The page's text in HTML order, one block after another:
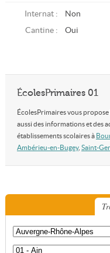
Internat :
Non
Cantine :
Oui
ÉcolesPrimaires 01
ÉcolesPrimaires vous propose
aussi des informations et des
établissements scolaires à
Ambérieu-en-Bugey, Saint-